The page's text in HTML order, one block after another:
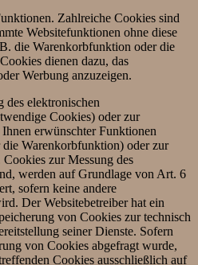
Zahlreiche Cookies sind
Websitefunktionen ohne diese
die Warenkorbfunktion oder die
dienen dazu, das
Werbung anzuzeigen.
elektronischen
Cookies) oder zur
erwünschter Funktionen
Warenkorbfunktion) oder zur
zur Messung des
werden auf Grundlage von Art. 6
sofern keine andere
Der Websitebetreiber hat ein
von Cookies zur technisch
seiner Dienste. Sofern
von Cookies abgefragt wurde,
Cookies ausschließlich auf